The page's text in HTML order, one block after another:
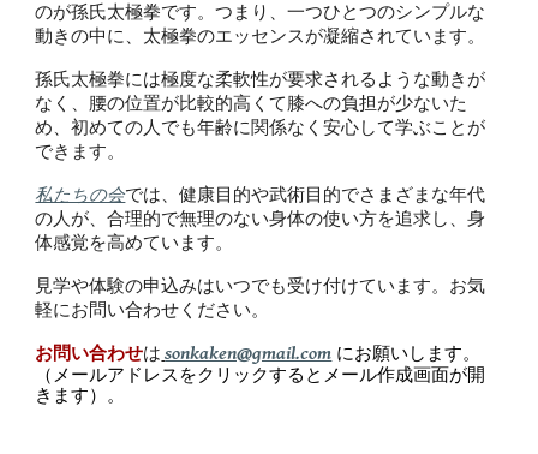
のが孫氏太極拳です。つまり、一つひとつのシンプルな
動きの中に、太極拳のエッセンスが凝縮されています。
孫氏太極拳には極度な柔軟性が要求されるような動きが
なく、腰の位置が比較的高くて膝への負担が少ないた
め、初めての人でも年齢に関係なく安心して学ぶことが
できます。
私たちの会では、健康目的や武術目的でさまざまな年代
の人が、合理的で無理のない身体の使い方を追求し、身
体感覚を高めています。
見学や体験の申込みはいつでも受け付けています。お気
軽にお問い合わせください。
お問い合わせは sonkaken@gmail.com にお願いします。
（メールアドレスをクリックするとメール作成画面が開
きます）。